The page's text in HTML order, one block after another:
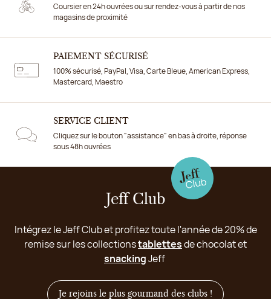
Coursier en 24h ouvrées ou sur rendez-vous à partir de nos
magasins de proximité
PAIEMENT SÉCURISÉ
100% sécurisé, PayPal, Visa, Carte Bleue, American Express,
Mastercard, Maestro
SERVICE CLIENT
Cliquez sur le bouton "assistance" en bas à droite, réponse
sous 48h ouvrées
Jeff Club
Intégrez le Jeff Club et profitez toute l'année de 20% de
remise sur les collectionstablettesde chocolat et
snackingJeff
Je rejoins le plus gourmand des clubs !